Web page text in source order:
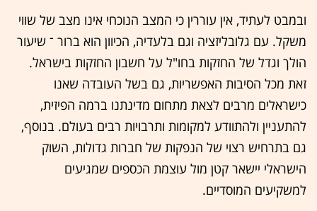
ובמבט לעתיד, אין עוררין כי המצב הנוכחי אינו מצב של שווי
משקל. עם גלובליזציה וגם בלעדיה, הכיוון הוא ברור ־ שיעור
הולך וגדל של החזקות בחו"ל על חשבון החזקות בישראל.
זאת מכל הסיבות האפשריות, גם בשל העובדה שאנו
כישראלים מרבים לצאת מתחום מדינתנו ברמה הפיזית,
להתעניין ולהתוודע למקומות ותרבויות רבים בעולם. בנוסף,
גם בתרחיש רצוי של הנפקות של חברות גדולות, השוק
הישראלי יישאר קטן מול עוצמת הכספים שמגיעים
למשקיעים המוסדיים.